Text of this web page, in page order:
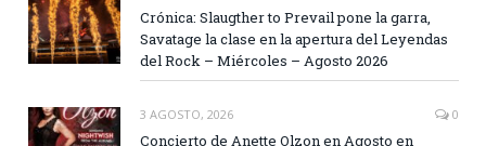
Crónica: Slaugther to Prevail pone la garra,
Savatage la clase en la apertura del Leyendas
del Rock – Miércoles – Agosto 2026
3 AGOSTO, 2026 0
Concierto de Anette Olzon en Agosto en